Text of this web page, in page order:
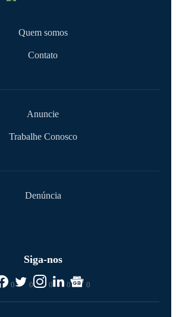
Quem somos
Contato
Anuncie
Trabalhe Conosco
Denúncia
Siga-nos
0 0 0 0 0